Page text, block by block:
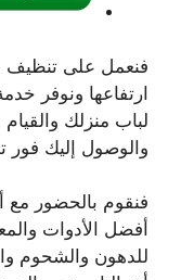
فنعمل على تنظيف
ارتفاعها ونوفر
لباب منزلك
والوصول إليك فور
فنقوم بالحضور
أفضل الأدوات
للدهون والشحوم